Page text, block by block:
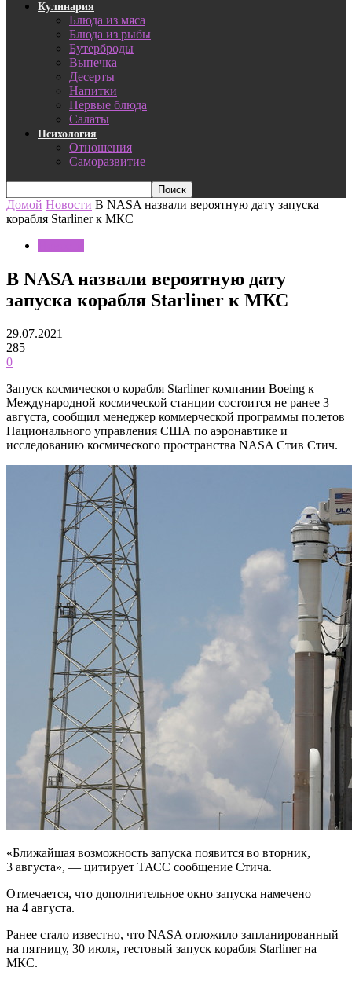
Кулинария
Блюда из мяса
Блюда из рыбы
Бутерброды
Выпечка
Десерты
Напитки
Первые блюда
Салаты
Психология
Отношения
Саморазвитие
Домой Новости В NASA назвали вероятную дату запуска
корабля Starliner к МКС
В NASA назвали вероятную дату
запуска корабля Starliner к МКС
29.07.2021
285
0
Запуск космического корабля Starliner компании Boeing к
Международной космической станции состоится не ранее 3
августа, сообщил менеджер коммерческой программы полетов
Национального управления США по аэронавтике и
исследованию космического пространства NASA Стив Стич.
«Ближайшая возможность запуска появится во вторник,
3 августа», — цитирует ТАСС сообщение Стича.
Отмечается, что дополнительное окно запуска намечено
на 4 августа.
Ранее стало известно, что NASA отложило запланированный
на пятницу, 30 июля, тестовый запуск корабля Starliner на
МКС.